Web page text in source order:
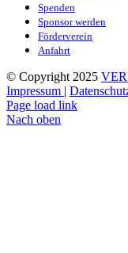
Spenden
Sponsor werden
Förderverein
Anfahrt
© Copyright 2025
Impressum
Page load link
Nach oben